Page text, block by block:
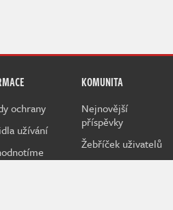
ochrany
užívání
KOMUNITA
Nejnovější
příspěvky
Žebříček uživatelů